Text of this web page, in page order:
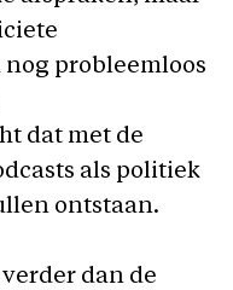
probleemloos
dat met de
als politiek
ontstaan.
dan de